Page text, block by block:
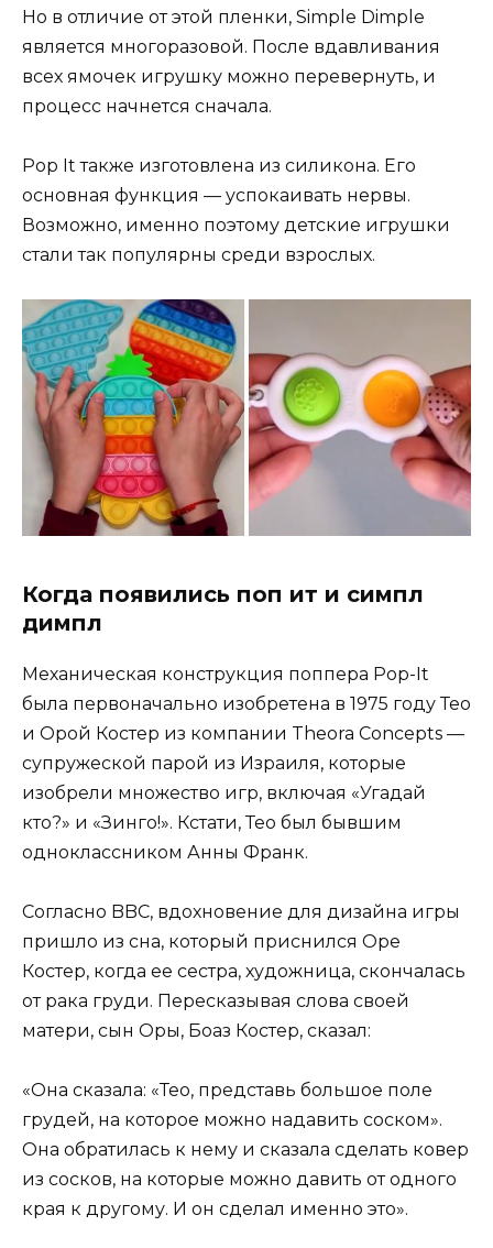
Но в отличие от этой пленки, Simple Dimple
является многоразовой. После вдавливания
всех ямочек игрушку можно перевернуть, и
процесс начнется сначала.
Pop It также изготовлена из силикона. Его
основная функция — успокаивать нервы.
Возможно, именно поэтому детские игрушки
стали так популярны среди взрослых.
Когда появились поп ит и симпл
димпл
Механическая конструкция поппера Pop-It
была первоначально изобретена в 1975 году Тео
и Орой Костер из компании Theora Concepts —
супружеской парой из Израиля, которые
изобрели множество игр, включая «Угадай
кто?» и «Зинго!». Кстати, Тео был бывшим
одноклассником Анны Франк.
Согласно BBC, вдохновение для дизайна игры
пришло из сна, который приснился Оре
Костер, когда ее сестра, художница, скончалась
от рака груди. Пересказывая слова своей
матери, сын Оры, Боаз Костер, сказал:
«Она сказала: «Тео, представь большое поле
грудей, на которое можно надавить соском».
Она обратилась к нему и сказала сделать ковер
из сосков, на которые можно давить от одного
края к другому. И он сделал именно это».